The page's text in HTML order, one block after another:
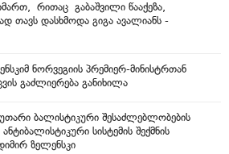
რითაც გაბაშვილი წააქეზა,
თავს დასხმოდა გიგა ავალიანს -
ნორვეგიის პრემიერ-მინისტრთან
გაძლიერება განიხილა
ბალისტიკური შესაძლებლობების
სისტემის შექმნის
ზელენსკი